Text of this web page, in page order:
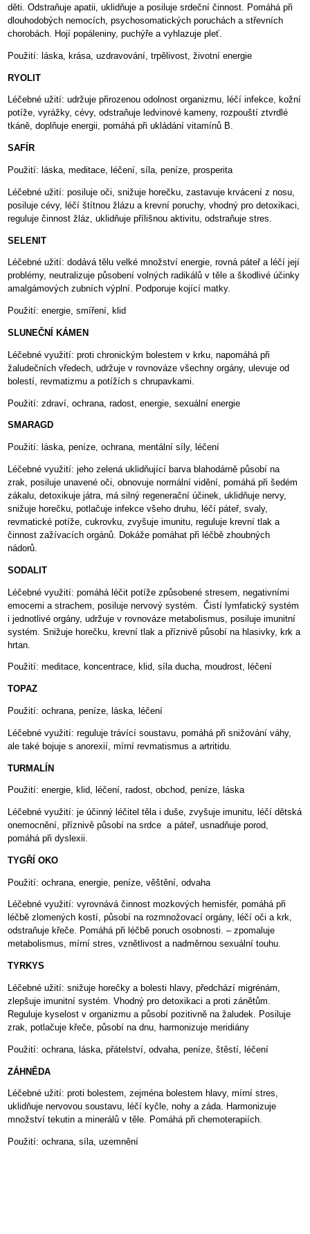
děti. Odstraňuje apatii, uklidňuje a posiluje srdeční činnost. Pomáhá při
dlouhodobých nemocích, psychosomatických poruchách a střevních
chorobách. Hojí popáleniny, puchýře a vyhlazuje pleť.
Použití: láska, krása, uzdravování, trpělivost, životní energie
RYOLIT
Léčebné užití: udržuje přirozenou odolnost organizmu, léčí infekce, kožní
potíže, vyrážky, cévy, odstraňuje ledvinové kameny, rozpouští ztvrdlé
tkáně, doplňuje energii, pomáhá při ukládání vitamínů B.
SAFÍR
Použití: láska, meditace, léčení, síla, peníze, prosperita
Léčebné užití: posiluje oči, snižuje horečku, zastavuje krvácení z nosu,
posiluje cévy, léčí štítnou žlázu a krevní poruchy, vhodný pro detoxikaci,
reguluje činnost žláz, uklidňuje přílišnou aktivitu, odstraňuje stres.
SELENIT
Léčebné užití: dodává tělu velké množství energie, rovná páteř a léčí její
problémy, neutralizuje působení volných radikálů v těle a škodlivé účinky
amalgámových zubních výplní. Podporuje kojící matky.
Použití: energie, smíření, klid
SLUNEČNÍ KÁMEN
Léčebné využití: proti chronickým bolestem v krku, napomáhá při
žaludečních vředech, udržuje v rovnováze všechny orgány, ulevuje od
bolestí, revmatizmu a potížích s chrupavkami.
Použití: zdraví, ochrana, radost, energie, sexuální energie
SMARAGD
Použití: láska, peníze, ochrana, mentální síly, léčení
Léčebné využití: jeho zelená uklidňující barva blahodárně působí na
zrak, posiluje unavené oči, obnovuje normální vidění, pomáhá při šedém
zákalu, detoxikuje játra, má silný regenerační účinek, uklidňuje nervy,
snižuje horečku, potlačuje infekce všeho druhu, léčí páteř, svaly,
revmatické potíže, cukrovku, zvyšuje imunitu, reguluje krevní tlak a
činnost zažívacích orgánů. Dokáže pomáhat při léčbě zhoubných
nádorů.
SODALIT
Léčebné využití: pomáhá léčit potíže způsobené stresem, negativními
emocemi a strachem, posiluje nervový systém. Čistí lymfatický systém
i jednotlivé orgány, udržuje v rovnováze metabolismus, posiluje imunitní
systém. Snižuje horečku, krevní tlak a příznivě působí na hlasivky, krk a
hrtan.
Použití: meditace, koncentrace, klid, síla ducha, moudrost, léčení
TOPAZ
Použití: ochrana, peníze, láska, léčení
Léčebné využití: reguluje trávící soustavu, pomáhá při snižování váhy,
ale také bojuje s anorexií, mírní revmatismus a artritidu.
TURMALÍN
Použití: energie, klid, léčení, radost, obchod, peníze, láska
Léčebné využití: je účinný léčitel těla i duše, zvyšuje imunitu, léčí dětská
onemocnění, příznivě působí na srdce a páteř, usnadňuje porod,
pomáhá při dyslexii.
TYGŘÍ OKO
Použití: ochrana, energie, peníze, věštění, odvaha
Léčebné využití: vyrovnává činnost mozkových hemisfér, pomáhá při
léčbě zlomených kostí, působí na rozmnožovací orgány, léčí oči a krk,
odstraňuje křeče. Pomáhá při léčbě poruch osobnosti. – zpomaluje
metabolismus, mírní stres, vznětlivost a nadměrnou sexuální touhu.
TYRKYS
Léčebné užití: snižuje horečky a bolesti hlavy, předchází migrénám,
zlepšuje imunitní systém. Vhodný pro detoxikaci a proti zánětům.
Reguluje kyselost v organizmu a působí pozitivně na žaludek. Posiluje
zrak, potlačuje křeče, působí na dnu, harmonizuje meridiány
Použití: ochrana, láska, přátelství, odvaha, peníze, štěstí, léčení
ZÁHNĚDA
Léčebné užití: proti bolestem, zejména bolestem hlavy, mírní stres,
uklidňuje nervovou soustavu, léčí kyčle, nohy a záda. Harmonizuje
množství tekutin a minerálů v těle. Pomáhá při chemoterapiích.
Použití: ochrana, síla, uzemnění